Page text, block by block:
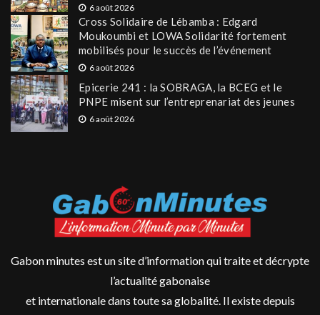
6 août 2026
Cross Solidaire de Lébamba : Edgard
Moukoumbi et LOWA Solidarité fortement
mobilisés pour le succès de l’événement
6 août 2026
Epicerie 241 : la SOBRAGA, la BCEG et le
PNPE misent sur l’entreprenariat des jeunes
6 août 2026
Gabon minutes est un site d’information qui traite et décrypte
l’actualité gabonaise
et internationale dans toute sa globalité. Il existe depuis